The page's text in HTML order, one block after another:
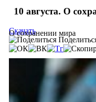
10 августа. О
О сохранении мира
Скачать